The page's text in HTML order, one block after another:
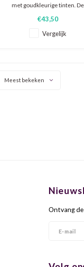
met goudkleurige tinten. De
(gekonfijte sinaasappelschil),
karamel en koffie, gevolgd
€43,50
Vergelijk
Meest bekeken
Ontvang de